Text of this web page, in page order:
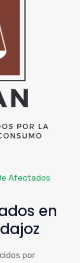
Afectados
en
por